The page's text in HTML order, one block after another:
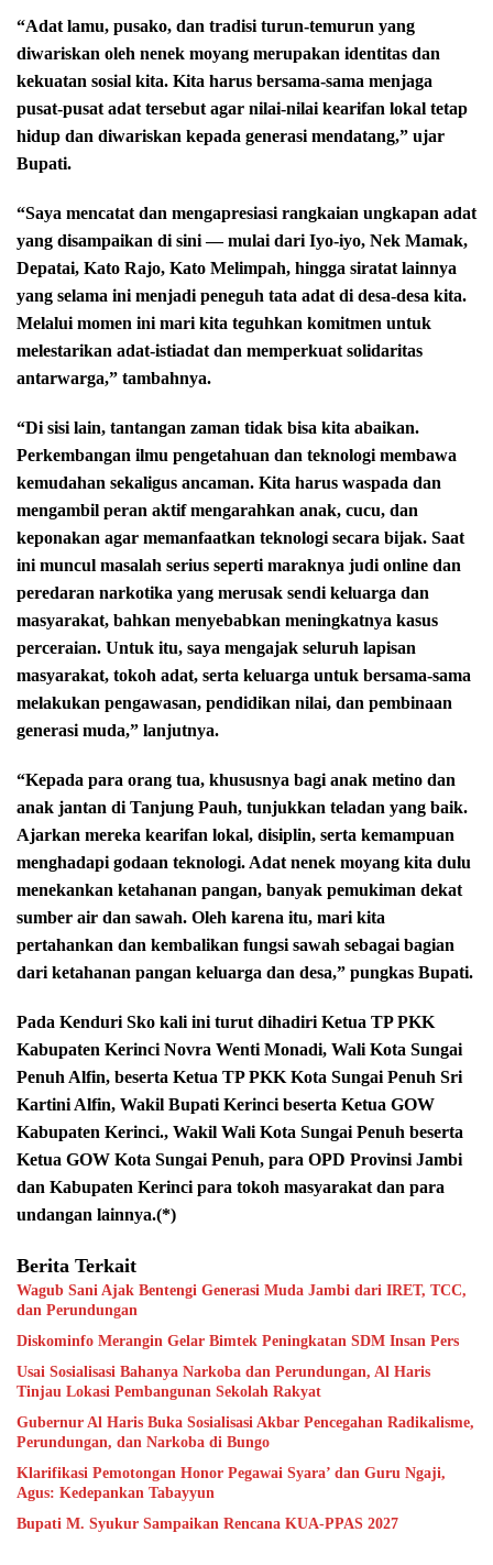
“Adat lamu, pusako, dan tradisi turun-temurun yang
diwariskan oleh nenek moyang merupakan identitas dan
kekuatan sosial kita. Kita harus bersama-sama menjaga
pusat-pusat adat tersebut agar nilai-nilai kearifan lokal tetap
hidup dan diwariskan kepada generasi mendatang,” ujar
Bupati.
“Saya mencatat dan mengapresiasi rangkaian ungkapan adat
yang disampaikan di sini — mulai dari Iyo-iyo, Nek Mamak,
Depatai, Kato Rajo, Kato Melimpah, hingga siratat lainnya
yang selama ini menjadi peneguh tata adat di desa-desa kita.
Melalui momen ini mari kita teguhkan komitmen untuk
melestarikan adat-istiadat dan memperkuat solidaritas
antarwarga,” tambahnya.
“Di sisi lain, tantangan zaman tidak bisa kita abaikan.
Perkembangan ilmu pengetahuan dan teknologi membawa
kemudahan sekaligus ancaman. Kita harus waspada dan
mengambil peran aktif mengarahkan anak, cucu, dan
keponakan agar memanfaatkan teknologi secara bijak. Saat
ini muncul masalah serius seperti maraknya judi online dan
peredaran narkotika yang merusak sendi keluarga dan
masyarakat, bahkan menyebabkan meningkatnya kasus
perceraian. Untuk itu, saya mengajak seluruh lapisan
masyarakat, tokoh adat, serta keluarga untuk bersama-sama
melakukan pengawasan, pendidikan nilai, dan pembinaan
generasi muda,” lanjutnya.
“Kepada para orang tua, khususnya bagi anak metino dan
anak jantan di Tanjung Pauh, tunjukkan teladan yang baik.
Ajarkan mereka kearifan lokal, disiplin, serta kemampuan
menghadapi godaan teknologi. Adat nenek moyang kita dulu
menekankan ketahanan pangan, banyak pemukiman dekat
sumber air dan sawah. Oleh karena itu, mari kita
pertahankan dan kembalikan fungsi sawah sebagai bagian
dari ketahanan pangan keluarga dan desa,” pungkas Bupati.
Pada Kenduri Sko kali ini turut dihadiri Ketua TP PKK
Kabupaten Kerinci Novra Wenti Monadi, Wali Kota Sungai
Penuh Alfin, beserta Ketua TP PKK Kota Sungai Penuh Sri
Kartini Alfin, Wakil Bupati Kerinci beserta Ketua GOW
Kabupaten Kerinci., Wakil Wali Kota Sungai Penuh beserta
Ketua GOW Kota Sungai Penuh, para OPD Provinsi Jambi
dan Kabupaten Kerinci para tokoh masyarakat dan para
undangan lainnya.(*)
Berita Terkait
Wagub Sani Ajak Bentengi Generasi Muda Jambi dari IRET, TCC,
dan Perundungan
Diskominfo Merangin Gelar Bimtek Peningkatan SDM Insan Pers
Usai Sosialisasi Bahanya Narkoba dan Perundungan, Al Haris
Tinjau Lokasi Pembangunan Sekolah Rakyat
Gubernur Al Haris Buka Sosialisasi Akbar Pencegahan Radikalisme,
Perundungan, dan Narkoba di Bungo
Klarifikasi Pemotongan Honor Pegawai Syara’ dan Guru Ngaji,
Agus: Kedepankan Tabayyun
Bupati M. Syukur Sampaikan Rencana KUA-PPAS 2027